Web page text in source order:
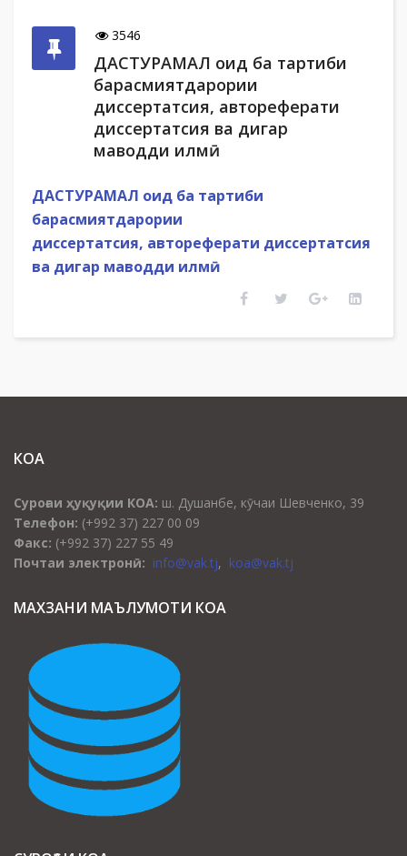
3546
ДАСТУРАМАЛ оид ба тартиби
барасмиятдарории
диссертатсия, автореферати
диссертатсия ва дигар
маводди илмӣ
ДАСТУРАМАЛ оид ба тартиби
барасмиятдарории
диссертатсия, автореферати диссертатсия
ва дигар маводди илмӣ
КОА
Суроғаи ҳуқуқии КОА: ш. Душанбе, кӯчаи Шевченко, 39
Телефон: (+992 37) 227 00 09
Факс: (+992 37) 227 55 49
Почтаи электронӣ: info@vak.tj, koa@vak.tj
МАХЗАНИ МАЪЛУМОТИ КОА